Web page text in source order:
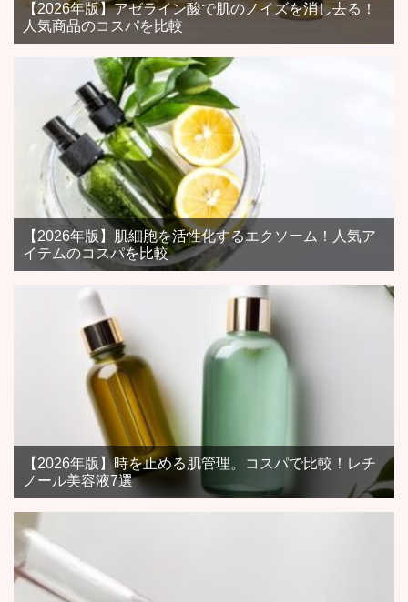
【2026年版】アゼライン酸で肌のノイズを消し去る！
人気商品のコスパを比較
【2026年版】肌細胞を活性化するエクソーム！人気ア
イテムのコスパを比較
【2026年版】時を止める肌管理。コスパで比較！レチ
ノール美容液7選